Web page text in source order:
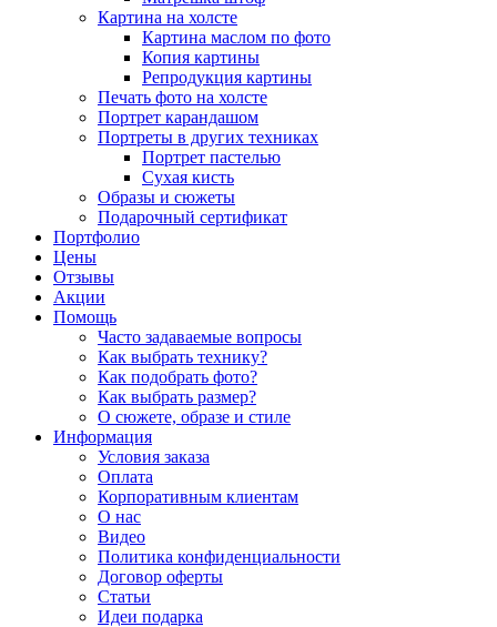
Картина на холсте
Картина маслом по фото
Копия картины
Репродукция картины
Печать фото на холсте
Портрет карандашом
Портреты в других техниках
Портрет пастелью
Сухая кисть
Образы и сюжеты
Подарочный сертификат
Портфолио
Цены
Отзывы
Акции
Помощь
Часто задаваемые вопросы
Как выбрать технику?
Как подобрать фото?
Как выбрать размер?
О сюжете, образе и стиле
Информация
Условия заказа
Оплата
Корпоративным клиентам
О нас
Видео
Политика конфиденциальности
Договор оферты
Статьи
Идеи подарка